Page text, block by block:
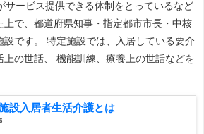
サービス提供できる体制をとっているなど
上で、都道府県知事・指定都市市長・中核
設です。 特定施設では、入居している要介
上の世話、 機能訓練、療養上の世話などを
設入居者生活介護とは